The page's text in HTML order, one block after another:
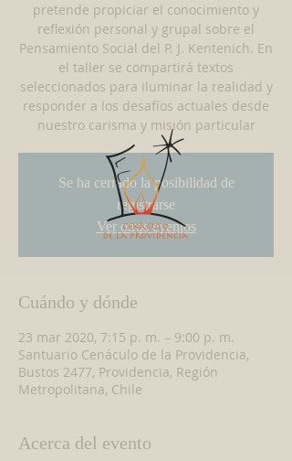
pretende propiciar el conocimiento y
reflexión personal y grupal sobre el
Pensamiento Social del P. J. Kentenich. En
el taller se compartirá textos
seleccionados para iluminar la realidad y
responder a los desafíos actuales desde
nuestro carisma y misión particular
Se ha cerrado la posibilidad de
registrarse
Ver otros eventos
Cuándo y dónde
23 mar 2020, 7:15 p. m. – 9:00 p. m.
Santuario Cenáculo de la Providencia,
Bustos 2477, Providencia, Región
Metropolitana, Chile
Acerca del evento